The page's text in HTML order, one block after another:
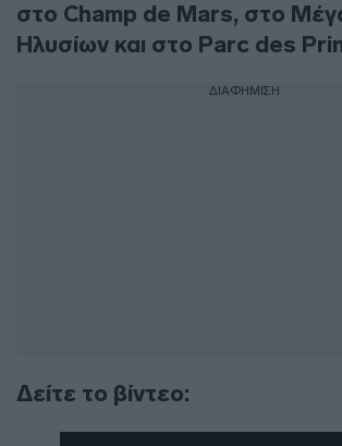
στο Champ de Mars, στο
Ηλυσίων και στο Parc des
ΔΙΑΦΗΜΙΣΗ
Δείτε το βίντεο: